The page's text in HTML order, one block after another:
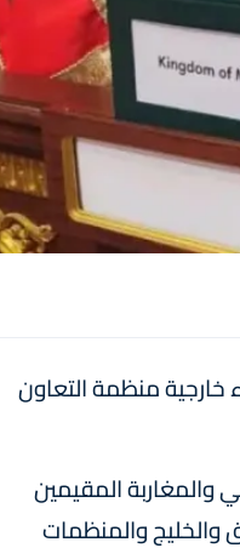
نواكشوط أعمال الدورة 49 لمجلس وزراء خارجية منظمة التعاون
والمغاربة المقيمين
والخليج والمنظمات